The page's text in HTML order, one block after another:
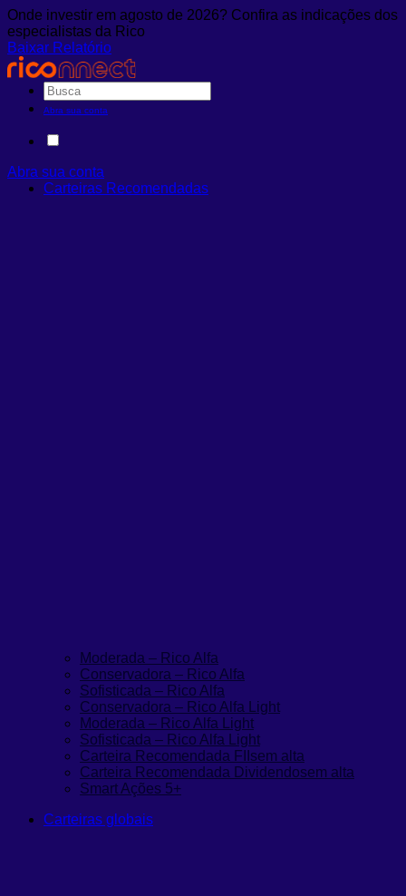
Onde investir em agosto de 2026? Confira as indicações dos
especialistas da Rico
Baixar Relatório
Abra sua conta
Abra sua conta
Carteiras Recomendadas
Moderada – Rico Alfa
Conservadora – Rico Alfa
Sofisticada – Rico Alfa
Conservadora – Rico Alfa Light
Moderada – Rico Alfa Light
Sofisticada – Rico Alfa Light
Carteira Recomendada FIIsem alta
Carteira Recomendada Dividendosem alta
Smart Ações 5+
Carteiras globais